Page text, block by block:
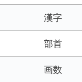
漢字
部首
画数